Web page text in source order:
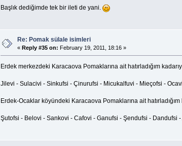
Başlık dediğimde tek bir ileti de yani.
Re: Pomak sülale isimleri
« Reply #35 on: February 19, 2011, 18:16 »
Erdek merkezdeki Karacaova Pomaklarına ait hatırladığım
Jilevi - Sulacivi - Sinkufsi - Çinurufsi - Micukalfuvi - Mieçofsi -
Erdek-Ocaklar köyündeki Karacaova Pomaklarına ait
Şutofsi - Belovi - Sankovi - Cafovi - Ganufsi - Şendufsi -